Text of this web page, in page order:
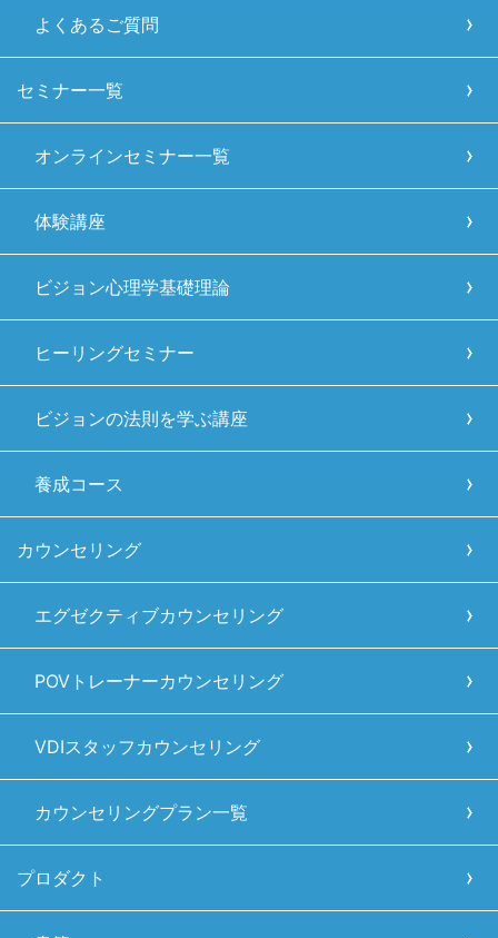
よくあるご質問
セミナー一覧
オンラインセミナー一覧
体験講座
ビジョン心理学基礎理論
ヒーリングセミナー
ビジョンの法則を学ぶ講座
養成コース
カウンセリング
エグゼクティブカウンセリング
POVトレーナーカウンセリング
VDIスタッフカウンセリング
カウンセリングプラン一覧
プロダクト